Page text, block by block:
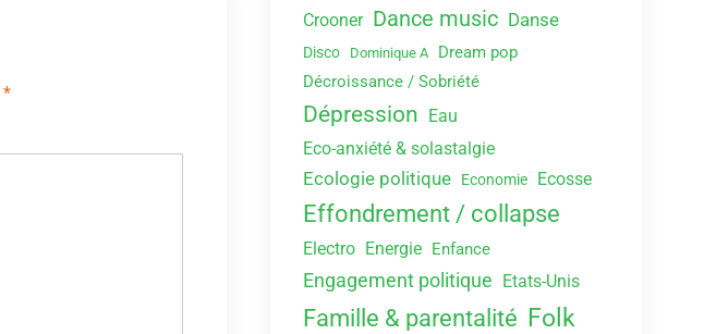
*
Crooner Dance music Danse
Disco Dominique A
Dream pop
Décroissance / Sobriété
Dépression Eau
Eco-anxiété & solastalgie
Ecologie politique Economie Ecosse
Effondrement / collapse
Electro Energie Enfance
Engagement politique Etats-Unis
Famille & parentalité Folk